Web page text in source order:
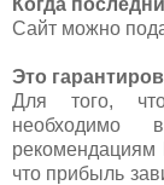
Сайт можно
Это
Для того,
необходимо
что прибыль